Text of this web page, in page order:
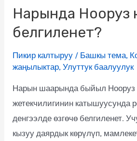
Нарында Нооруз
белгиленет?
Пикир калтыруу / Башкы тема,
жаңылыктар,Улуттук баалуулук
Нарын шаарында быйыл Нооруз
жетекчилигинин катышуусунда
денгээлде өзгөчө белгиленет.
кызуу даярдык көрүлүп,